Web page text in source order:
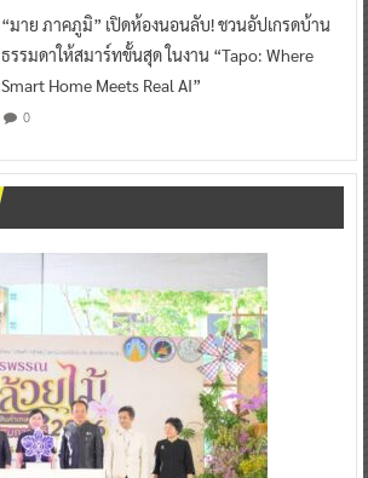
“มาย ภาคภูมิ” เปิดห้องนอนลับ! ชวนอัปเกรดบ้าน
ธรรมดาให้สมาร์ทขั้นสุด ในงาน “Tapo: Where
Smart Home Meets Real AI”
0